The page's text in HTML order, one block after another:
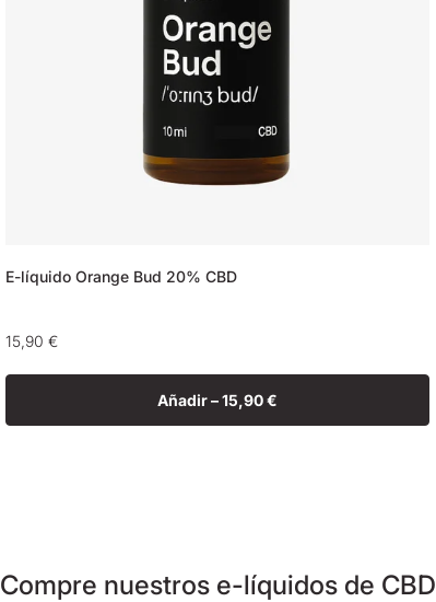
E-líquido Orange Bud 20% CBD
Precio
15,90 €
Añadir –15,90 €
Compre nuestros e-líquidos de CBD